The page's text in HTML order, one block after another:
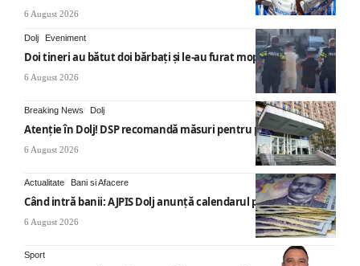
6 August 2026
Dolj Eveniment
Doi tineri au bătut doi bărbați și le-au furat mopedul
6 August 2026
Breaking News Dolj
Atenție în Dolj! DSP recomandă măsuri pentru prevenirea BDA
6 August 2026
Actualitate Bani si Afacere
Când intră banii: AJPIS Dolj anunță calendarul plăților
6 August 2026
Sport